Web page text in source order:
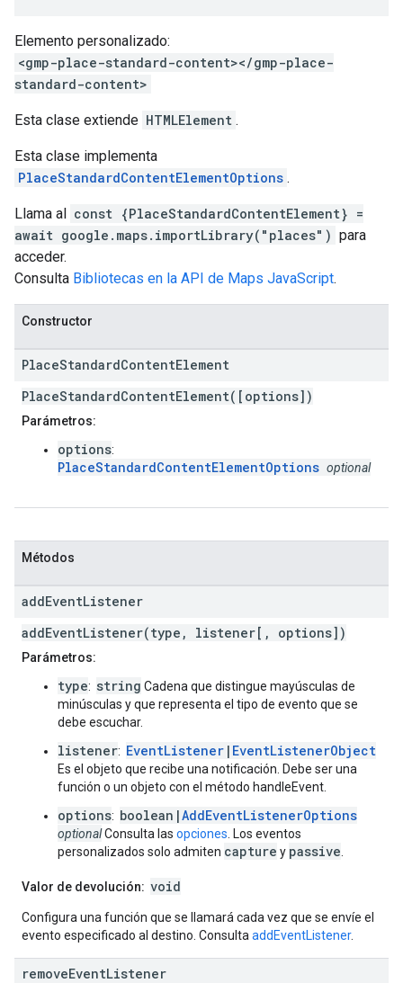
Elemento personalizado:
<gmp-place-standard-content></gmp-place-
standard-content>
Esta clase extiende HTMLElement .
Esta clase implementa
PlaceStandardContentElementOptions .
Llama al const {PlaceStandardContentElement} =
await google.maps.importLibrary("places") para
acceder.
Consulta Bibliotecas en la API de Maps JavaScript.
Constructor
PlaceStandardContentElement
PlaceStandardContentElement([options])
Parámetros:
options:
PlaceStandardContentElementOptions optional
Métodos
addEventListener
addEventListener(type, listener[, options])
Parámetros:
type: string Cadena que distingue mayúsculas de
minúsculas y que representa el tipo de evento que se
debe escuchar.
listener: EventListener | EventListenerObject
Es el objeto que recibe una notificación. Debe ser una
función o un objeto con el método handleEvent.
options: boolean|AddEventListenerOptions
optionalConsulta las opciones . Los eventos
personalizados solo admiten capture y passive
Valor de devolución: void
Configura una función que se llamará cada vez que se envíe el
evento especificado al destino. Consulta addEventListener.
removeEventListener